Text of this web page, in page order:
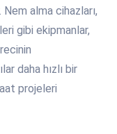
alma cihazları,
gibi ekipmanlar,
daha hızlı bir
projeleri